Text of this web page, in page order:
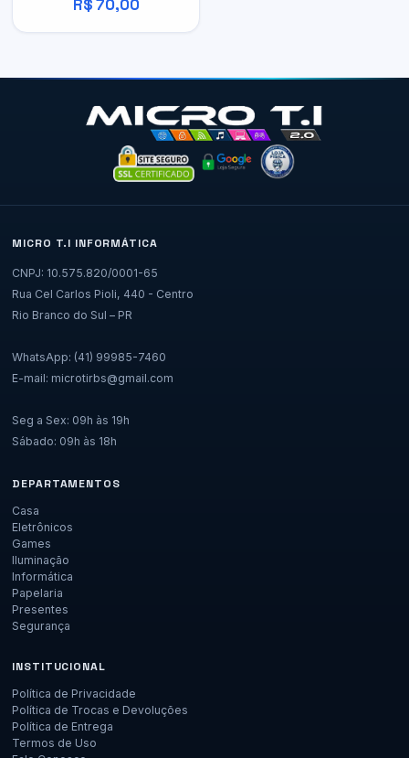
R$ 70,00
MICRO T.I INFORMÁTICA
CNPJ: 10.575.820/0001-65
Rua Cel Carlos Pioli, 440 - Centro
Rio Branco do Sul – PR
WhatsApp: (41) 99985-7460
E-mail: microtirbs@gmail.com
Seg a Sex: 09h às 19h
Sábado: 09h às 18h
DEPARTAMENTOS
Casa
Eletrônicos
Games
Iluminação
Informática
Papelaria
Presentes
Segurança
INSTITUCIONAL
Política de Privacidade
Política de Trocas e Devoluções
Política de Entrega
Termos de Uso